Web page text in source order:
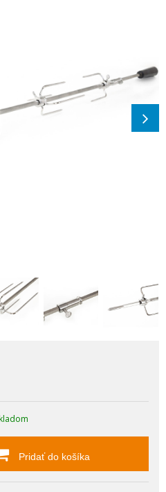
Pridať do košíka